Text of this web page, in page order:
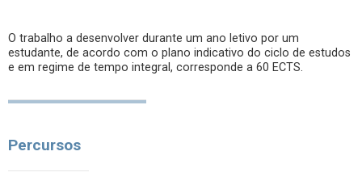
O trabalho a desenvolver durante um ano letivo por um
estudante, de acordo com o plano indicativo do ciclo de estudos
e em regime de tempo integral, corresponde a 60 ECTS.
Percursos